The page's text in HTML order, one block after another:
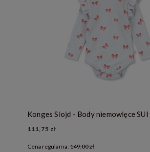
111,75 zł
Cena regularna: 149,00 zł